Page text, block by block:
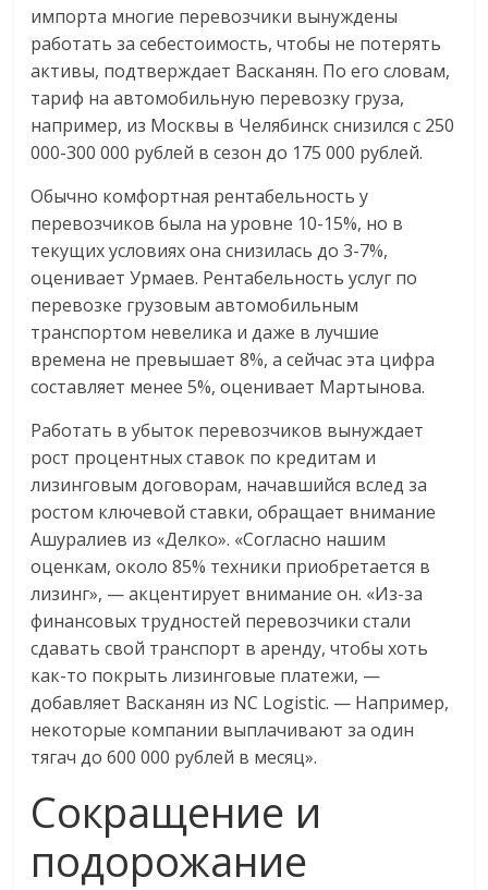
импорта многие перевозчики вынуждены
работать за себестоимость, чтобы не потерять
активы, подтверждает Васканян. По его словам,
тариф на автомобильную перевозку груза,
например, из Москвы в Челябинск снизился с 250
000-300 000 рублей в сезон до 175 000 рублей.
Обычно комфортная рентабельность у
перевозчиков была на уровне 10-15%, но в
текущих условиях она снизилась до 3-7%,
оценивает Урмаев. Рентабельность услуг по
перевозке грузовым автомобильным
транспортом невелика и даже в лучшие
времена не превышает 8%, а сейчас эта цифра
составляет менее 5%, оценивает Мартынова.
Работать в убыток перевозчиков вынуждает
рост процентных ставок по кредитам и
лизинговым договорам, начавшийся вслед за
ростом ключевой ставки, обращает внимание
Ашуралиев из «Делко». «Согласно нашим
оценкам, около 85% техники приобретается в
лизинг», — акцентирует внимание он. «Из-за
финансовых трудностей перевозчики стали
сдавать свой транспорт в аренду, чтобы хоть
как-то покрыть лизинговые платежи, —
добавляет Васканян из NC Logistic. — Например,
некоторые компании выплачивают за один
тягач до 600 000 рублей в месяц».
Сокращение и
подорожание